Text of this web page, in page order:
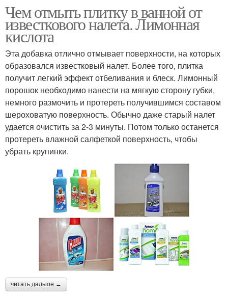
Чем отмыть плитку в ванной от
известкового налета. Лимонная
кислота
Эта добавка отлично отмывает поверхности, на которых
образовался известковый налет. Более того, плитка
получит легкий эффект отбеливания и блеск. Лимонный
порошок необходимо нанести на мягкую сторону губки,
немного размочить и протереть получившимся составом
шероховатую поверхность. Обычно даже старый налет
удается очистить за 2-3 минуты. Потом только останется
протереть влажной салфеткой поверхность, чтобы
убрать крупинки.
читать дальше →